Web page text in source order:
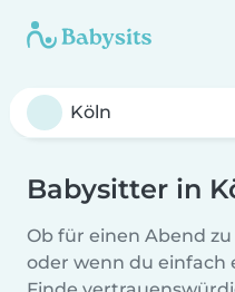
Babysitter in
Ob für einen Abend
oder wenn du einfach